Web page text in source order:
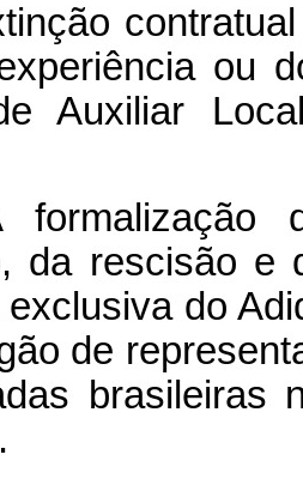
ou
Auxiliar
da rescisão e
do
de
brasileiras